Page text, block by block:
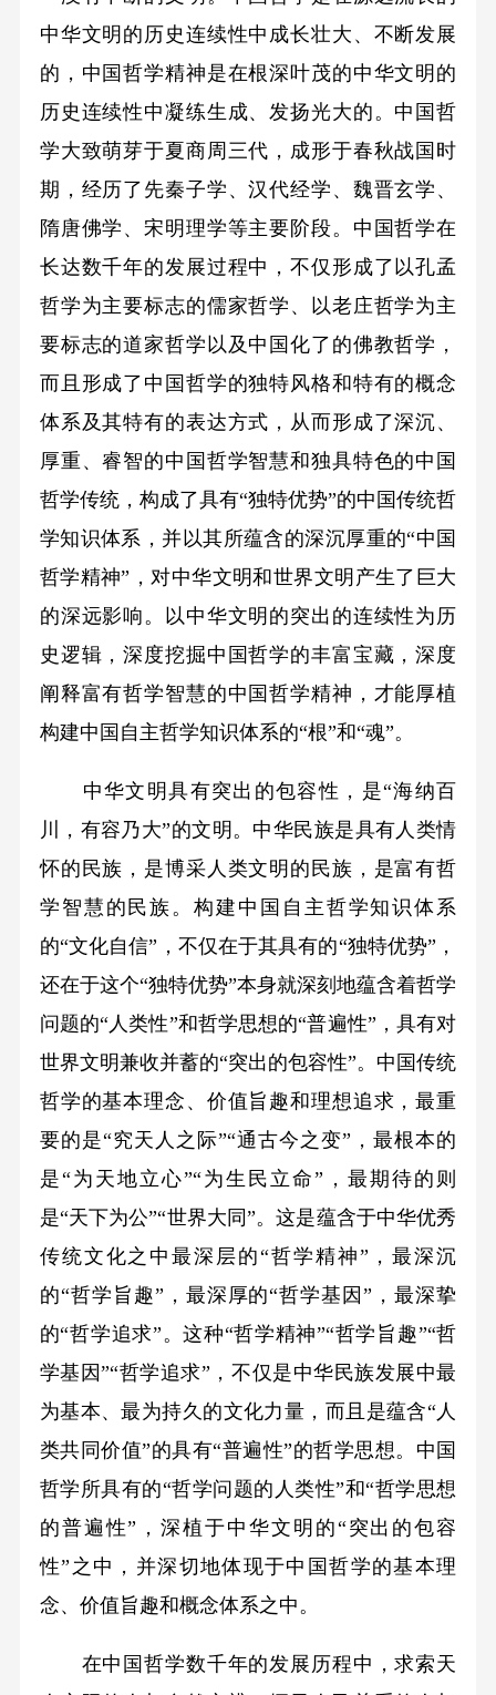
中华文明的历史连续性中成长壮大、不断发展
的，中国哲学精神是在根深叶茂的中华文明的
历史连续性中凝练生成、发扬光大的。中国哲
学大致萌芽于夏商周三代，成形于春秋战国时
期，经历了先秦子学、汉代经学、魏晋玄学、
隋唐佛学、宋明理学等主要阶段。中国哲学在
长达数千年的发展过程中，不仅形成了以孔孟
哲学为主要标志的儒家哲学、以老庄哲学为主
要标志的道家哲学以及中国化了的佛教哲学，
而且形成了中国哲学的独特风格和特有的概念
体系及其特有的表达方式，从而形成了深沉、
厚重、睿智的中国哲学智慧和独具特色的中国
哲学传统，构成了具有“独特优势”的中国传统哲
学知识体系，并以其所蕴含的深沉厚重的“中国
哲学精神”，对中华文明和世界文明产生了巨大
的深远影响。以中华文明的突出的连续性为历
史逻辑，深度挖掘中国哲学的丰富宝藏，深度
阐释富有哲学智慧的中国哲学精神，才能厚植
构建中国自主哲学知识体系的“根”和“魂”。
中华文明具有突出的包容性，是“海纳百
川，有容乃大”的文明。中华民族是具有人类情
怀的民族，是博采人类文明的民族，是富有哲
学智慧的民族。构建中国自主哲学知识体系
的“文化自信”，不仅在于其具有的“独特优势”，
还在于这个“独特优势”本身就深刻地蕴含着哲学
问题的“人类性”和哲学思想的“普遍性”，具有对
世界文明兼收并蓄的“突出的包容性”。中国传统
哲学的基本理念、价值旨趣和理想追求，最重
要的是“究天人之际”“通古今之变”，最根本的
是“为天地立心”“为生民立命”，最期待的则
是“天下为公”“世界大同”。这是蕴含于中华优秀
传统文化之中最深层的“哲学精神”，最深沉
的“哲学旨趣”，最深厚的“哲学基因”，最深挚
的“哲学追求”。这种“哲学精神”“哲学旨趣”“哲
学基因”“哲学追求”，不仅是中华民族发展中最
为基本、最为持久的文化力量，而且是蕴含“人
类共同价值”的具有“普遍性”的哲学思想。中国
哲学所具有的“哲学问题的人类性”和“哲学思想
的普遍性”，深植于中华文明的“突出的包容
性”之中，并深切地体现于中国哲学的基本理
念、价值旨趣和概念体系之中。
在中国哲学数千年的发展历程中，求索天